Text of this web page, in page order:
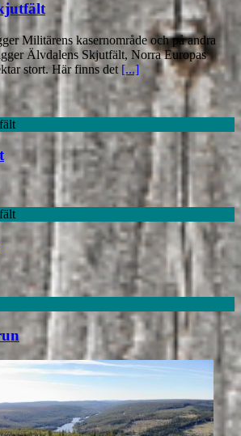
Militärens kasernområde och på andra
Älvdalens Skjutfält, Norra Europas
stort. Här finns det [...]